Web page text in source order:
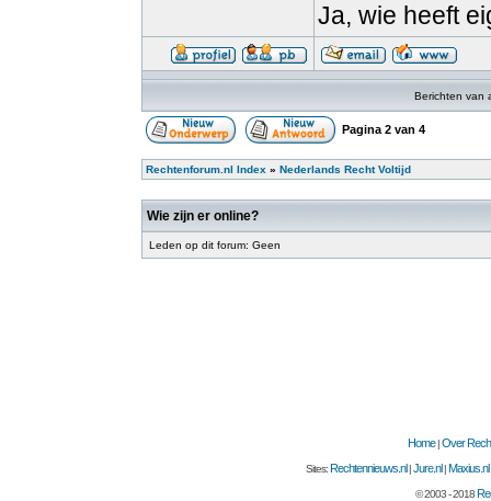
Ja, wie heeft
Berichten van
Pagina 2 van 4
Rechtenforum.nl Index » Nederlands Recht Voltijd
Wie zijn er online?
Leden op dit forum: Geen
Home|Over
Sites:Rechtennieuws.nl |Jure.nl |Maxius.nl
© 2003 - 2018